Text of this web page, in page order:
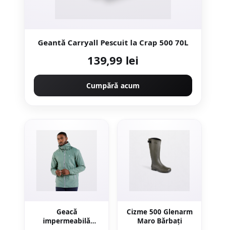
Geantă Carryall Pescuit la Crap 500 70L
139,99 lei
Cumpără acum
Geacă
impermeabilă
Cizme 500 Glenarm
Maro Bărbați